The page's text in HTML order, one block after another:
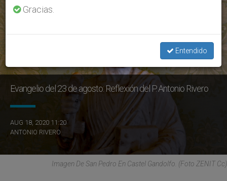
ÚLTIMAS NOTICIAS
Evangelio del 23 de agosto: Reflexión del P. Antonio Rivero
AUG 18, 2020 11:20
ANTONIO RIVERO
Imagen De San Pedro En Castel Gandolfo. (Foto ZENIT Cc)
Gracias.
Entendido